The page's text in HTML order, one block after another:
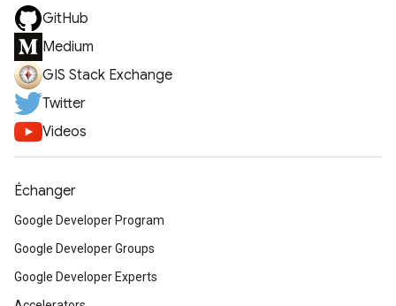
GitHub
Medium
GIS Stack Exchange
Twitter
Videos
Échanger
Google Developer Program
Google Developer Groups
Google Developer Experts